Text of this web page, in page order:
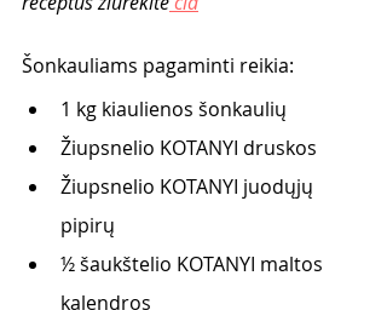
Šonkauliams pagaminti reikia:
1 kg kiaulienos šonkaulių
Žiupsnelio KOTANYI druskos
Žiupsnelio KOTANYI juodųjų
pipirų
½ šaukštelio KOTANYI maltos
kalendros